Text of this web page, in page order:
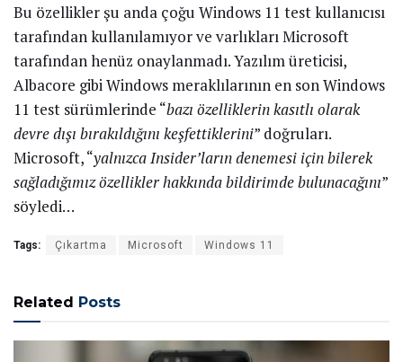
Bu özellikler şu anda çoğu Windows 11 test kullanıcısı
tarafından kullanılamıyor ve varlıkları Microsoft
tarafından henüz onaylanmadı. Yazılım üreticisi,
Albacore gibi Windows meraklılarının en son Windows
11 test sürümlerinde “bazı özelliklerin kasıtlı olarak
devre dışı bırakıldığını keşfettiklerini” doğruları.
Microsoft, “yalnızca Insider’ların denemesi için bilerek
sağladığımız özellikler hakkında bildirimde bulunacağını”
söyledi…
Tags: Çıkartma Microsoft Windows 11
Related Posts